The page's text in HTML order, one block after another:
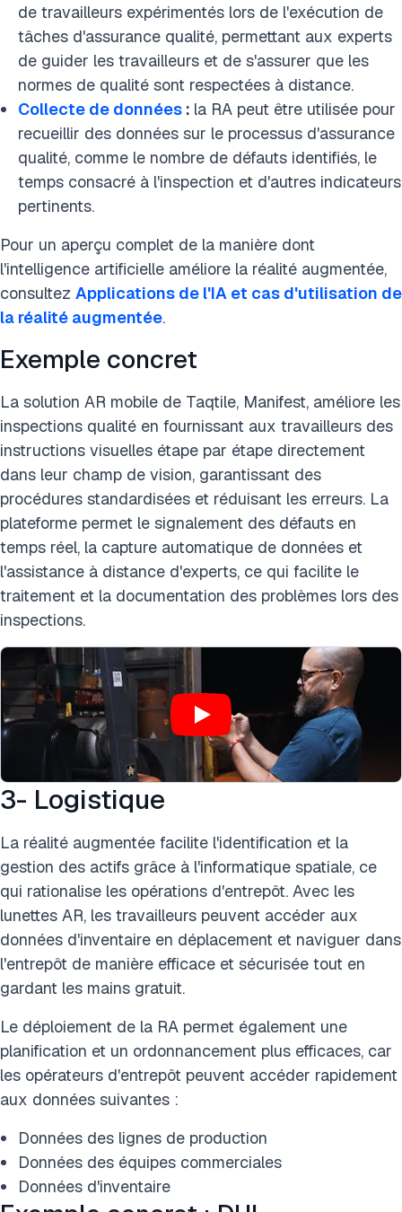
de travailleurs expérimentés lors de l'exécution de
tâches d'assurance qualité, permettant aux experts
de guider les travailleurs et de s'assurer que les
normes de qualité sont respectées à distance.
Collecte de données : la RA peut être utilisée pour
recueillir des données sur le processus d'assurance
qualité, comme le nombre de défauts identifiés, le
temps consacré à l'inspection et d'autres indicateurs
pertinents.
Pour un aperçu complet de la manière dont
l'intelligence artificielle améliore la réalité augmentée,
consultez Applications de l'IA et cas d'utilisation de
la réalité augmentée.
Exemple concret
La solution AR mobile de Taqtile, Manifest, améliore les
inspections qualité en fournissant aux travailleurs des
instructions visuelles étape par étape directement
dans leur champ de vision, garantissant des
procédures standardisées et réduisant les erreurs. La
plateforme permet le signalement des défauts en
temps réel, la capture automatique de données et
l'assistance à distance d'experts, ce qui facilite le
traitement et la documentation des problèmes lors des
inspections.
3- Logistique
La réalité augmentée facilite l'identification et la
gestion des actifs grâce à l'informatique spatiale, ce
qui rationalise les opérations d'entrepôt. Avec les
lunettes AR, les travailleurs peuvent accéder aux
données d'inventaire en déplacement et naviguer dans
l'entrepôt de manière efficace et sécurisée tout en
gardant les mains gratuit.
Le déploiement de la RA permet également une
planification et un ordonnancement plus efficaces, car
les opérateurs d'entrepôt peuvent accéder rapidement
aux données suivantes :
Données des lignes de production
Données des équipes commerciales
Données d'inventaire